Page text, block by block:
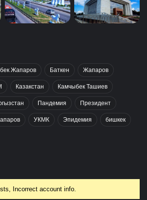
Жапаров Баткен Жапаров
Казакстан Камчыбек Ташиев
Пандемия Президент
УКМК Эпидемия бишкек
Incorrect account info.